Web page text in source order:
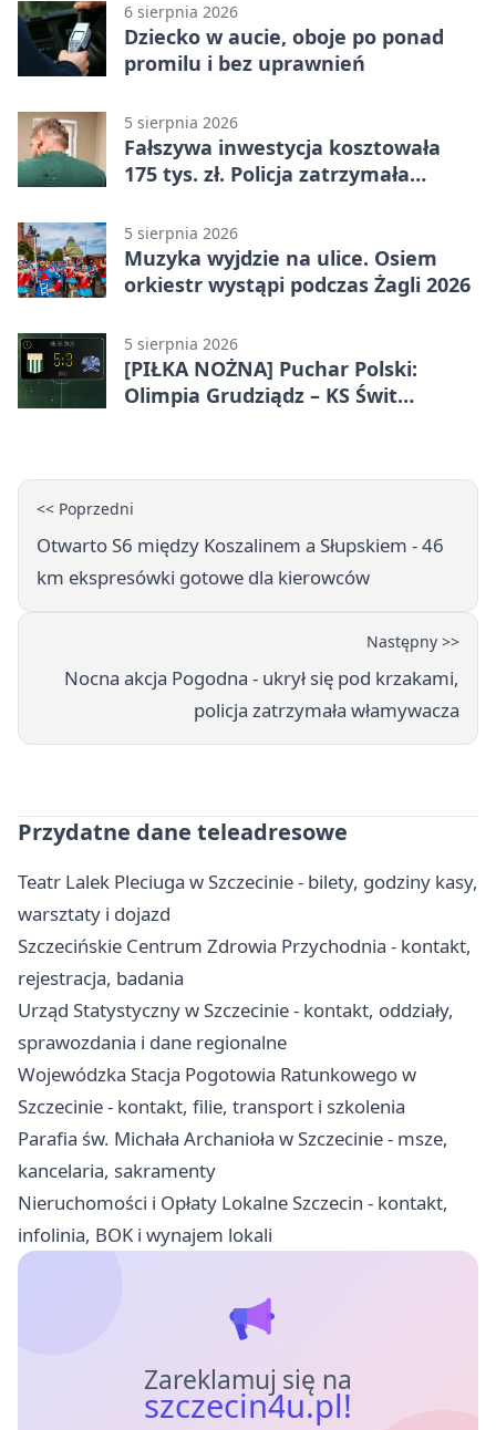
6 sierpnia 2026
Dziecko w aucie, oboje po ponad
promilu i bez uprawnień
5 sierpnia 2026
Fałszywa inwestycja kosztowała
175 tys. zł. Policja zatrzymała
5 sierpnia 2026
Muzyka wyjdzie na ulice. Osiem
orkiestr wystąpi podczas Żagli 2026
5 sierpnia 2026
[PIŁKA NOŻNA] Puchar Polski:
Olimpia Grudziądz – KS Świt
<< Poprzedni
Otwarto S6 między Koszalinem a Słupskiem - 46
km ekspresówki gotowe dla kierowców
Następny >>
Nocna akcja Pogodna - ukrył się pod krzakami,
policja zatrzymała włamywacza
Przydatne dane teleadresowe
Teatr Lalek Pleciuga w Szczecinie - bilety, godziny kasy,
warsztaty i dojazd
Szczecińskie Centrum Zdrowia Przychodnia - kontakt,
rejestracja, badania
Urząd Statystyczny w Szczecinie - kontakt, oddziały,
sprawozdania i dane regionalne
Wojewódzka Stacja Pogotowia Ratunkowego w
Szczecinie - kontakt, filie, transport i szkolenia
Parafia św. Michała Archanioła w Szczecinie - msze,
kancelaria, sakramenty
Nieruchomości i Opłaty Lokalne Szczecin - kontakt,
infolinia, BOK i wynajem lokali
Zareklamuj się na
szczecin4u.pl!